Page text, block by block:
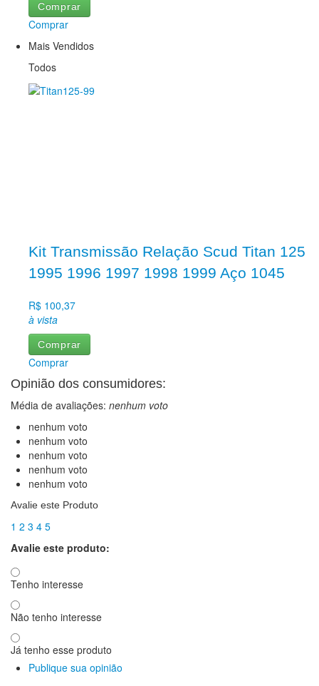
Comprar
Comprar
Mais Vendidos
Todos
Kit Transmissão Relação Scud Titan 125
1995 1996 1997 1998 1999 Aço 1045
R$ 100,37
à vista
Comprar
Comprar
Opinião dos consumidores:
Média de avaliações: nenhum voto
nenhum voto
nenhum voto
nenhum voto
nenhum voto
nenhum voto
Avalie este Produto
1 2 3 4 5
Avalie este produto:
Tenho interesse
Não tenho interesse
Já tenho esse produto
Publique sua opinião